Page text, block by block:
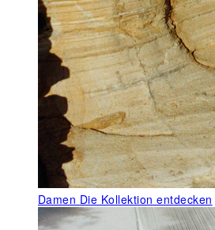
Damen Die Kollektion entdecken